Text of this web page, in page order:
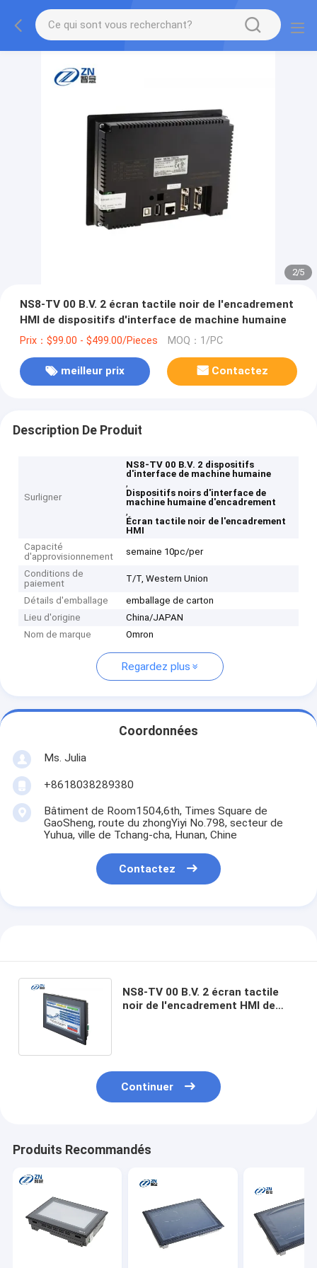
2/5
NS8-TV 00 B.V. 2 écran tactile noir de l'encadrement
HMI de dispositifs d'interface de machine humaine
Prix：$99.00 - $499.00/Pieces MOQ：1/PC
meilleur prix Contactez
Description De Produit
Surligner
NS8-TV 00 B.V. 2 dispositifs
d'interface de machine humaine
,
Dispositifs noirs d'interface de
machine humaine d'encadrement
,
Écran tactile noir de l'encadrement
HMI
Capacité
d'approvisionnement
semaine 10pc/per
Conditions de
paiement
T/T, Western Union
Détails d'emballage
emballage de carton
Lieu d'origine
China/JAPAN
Nom de marque
Omron
Regardez plus
Coordonnées
Ms. Julia
+8618038289380
Bâtiment de Room1504,6th, Times Square de
GaoSheng, route du zhongYiyi No.798, secteur de
Yuhua, ville de Tchang-cha, Hunan, Chine
Contactez
NS8-TV 00 B.V. 2 écran tactile
noir de l'encadrement HMI de
Continuer
Produits Recommandés